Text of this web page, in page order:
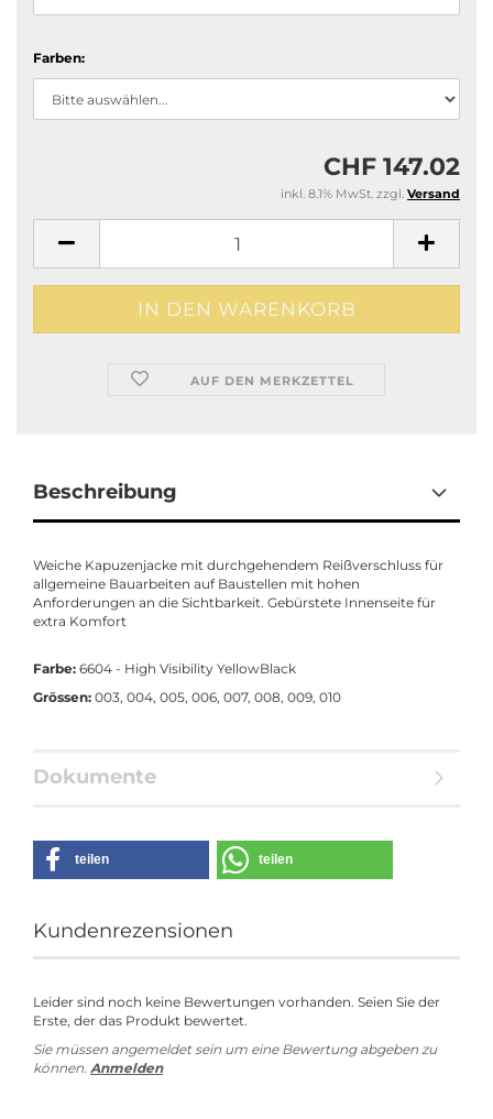
Farben:
CHF 147.02
inkl. 8.1% MwSt. zzgl. Versand
AUF DEN MERKZETTEL
Beschreibung
Weiche Kapuzenjacke mit durchgehendem Reißverschluss für
allgemeine Bauarbeiten auf Baustellen mit hohen
Anforderungen an die Sichtbarkeit. Gebürstete Innenseite für
extra Komfort
Farbe: 6604 - High Visibility YellowBlack
Grössen: 003, 004, 005, 006, 007, 008, 009, 010
Dokumente
teilen teilen
Kundenrezensionen
Leider sind noch keine Bewertungen vorhanden. Seien Sie der
Erste, der das Produkt bewertet.
Sie müssen angemeldet sein um eine Bewertung abgeben zu
können. Anmelden